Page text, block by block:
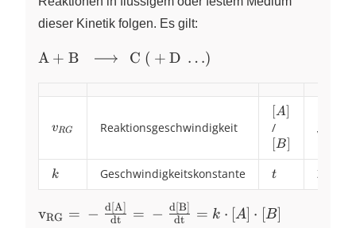
dieser Kinetik folgen. Es gilt:
\ce{A
\ce{-
~C
...)}
A + B C ( + D …)
v_{RG}
vRG Reaktionsgeschwindigkeit
[A]
[A]
/
[B]
von
k
k Geschwindigkeitskonstante t
t Zeit
\ce{v_{RG}
vX
RG = − dt
d[ A = − dt
d[ B = k ⋅ [A] ⋅ [B]